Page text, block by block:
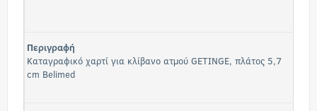
Περιγραφή
Καταγραφικό χαρτί για κλίβανο ατμού GETINGE, πλάτος 5,7
cm Belimed